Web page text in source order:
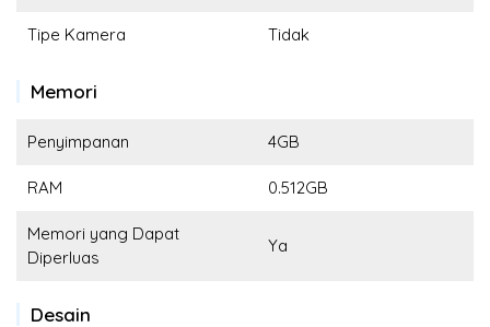
Tipe Kamera Tidak
Memori
Penyimpanan 4GB
RAM 0.512GB
Memori yang Dapat
Diperluas
Ya
Desain